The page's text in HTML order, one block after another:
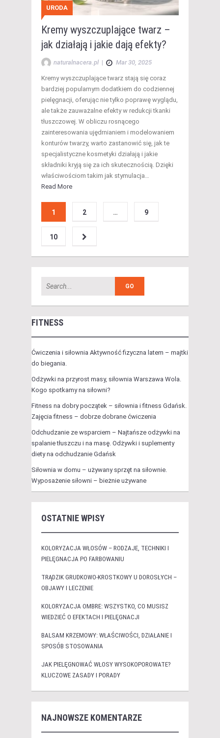
URODA
Kremy wyszczuplające twarz –
jak działają i jakie dają efekty?
naturalnacera.pl | Mar 30, 2025
Kremy wyszczuplające twarz stają się coraz
bardziej popularnym dodatkiem do codziennej
pielęgnacji, oferując nie tylko poprawę wyglądu,
ale także zauważalne efekty w redukcji tkanki
tłuszczowej. W obliczu rosnącego
zainteresowania ujędrnianiem i modelowaniem
konturów twarzy, warto zastanowić się, jak te
specjalistyczne kosmetyki działają i jakie
składniki kryją się za ich skutecznością. Dzięki
właściwościom takim jak stymulacja…
Read More
1 2 … 9
10
FITNESS
Ćwiczenia i siłownia Aktywność fizyczna latem – majtki
do biegania.
Odżywki na przyrost masy, siłownia Warszawa Wola.
Kogo spotkamy na siłowni?
Fitness na dobry początek – siłownia i fitness Gdańsk.
Zajęcia fitness – dobrze dobrane ćwiczenia
Odchudzanie ze wsparciem – Najtańsze odżywki na
spalanie tłuszczu i na masę. Odżywki i suplementy
diety na odchudzanie Gdańsk
Siłownia w domu – używany sprzęt na siłownie.
Wyposażenie siłowni – bieżnie używane
OSTATNIE WPISY
KOLORYZACJA WŁOSÓW – RODZAJE, TECHNIKI I
PIELĘGNACJA PO FARBOWANIU
TRĄDZIK GRUDKOWO-KROSTKOWY U DOROSŁYCH –
OBJAWY I LECZENIE
KOLORYZACJA OMBRE: WSZYSTKO, CO MUSISZ
WIEDZIEĆ O EFEKTACH I PIELĘGNACJI
BALSAM KRZEMOWY: WŁAŚCIWOŚCI, DZIAŁANIE I
SPOSÓB STOSOWANIA
JAK PIELĘGNOWAĆ WŁOSY WYSOKOPOROWATE?
KLUCZOWE ZASADY I PORADY
NAJNOWSZE KOMENTARZE